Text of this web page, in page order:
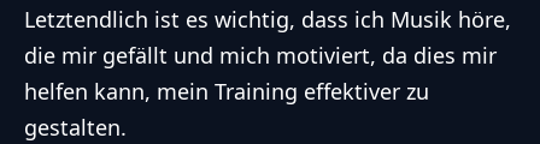
Letztendlich ist es wichtig, dass ich Musik höre,
die mir gefällt und mich motiviert, da dies mir
helfen kann, mein Training effektiver zu
gestalten.